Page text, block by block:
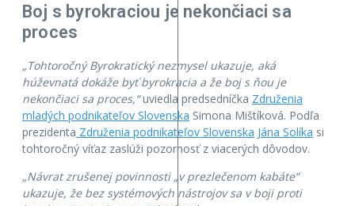
Boj s byrokraciou je nekončiaci sa
proces
„Tohtoročný Byrokratický nezmysel ukazuje, aká
húževnatá dokáže byť byrokracia a že boj s ňou je
nekončiaci sa proces,“uviedla predsedníčka Združenia
mladých podnikateľov Slovenska Simona Mištíková. Podľa
prezidenta Združenia podnikateľov Slovenska Jána Solíka si
tohtoročný víťaz zaslúži pozornosť z viacerých dôvodov.
„Návrat zrušenej povinnosti „v prezlečenom kabáte“
ukazuje, že bez systémových nástrojov sa v boji proti